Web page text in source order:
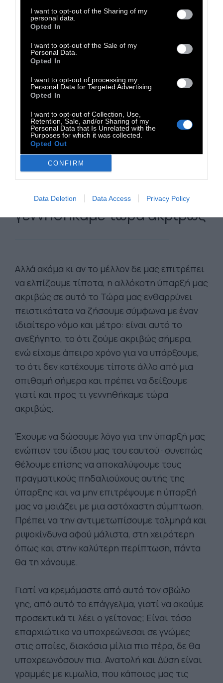
I want to opt-out of the Sharing of my
personal data.
Opted In
I want to opt-out of the Sale of my
Personal Data.
Opted In
I want to opt-out of processing my
Personal Data for Targeted Advertising.
Opted In
I want to opt-out of Collection, Use,
Retention, Sale, and/or Sharing of my
Personal Data that Is Unrelated with the
Purposes for which it was collected.
Opted Out
CONFIRM
Data Deletion Data Access Privacy Policy
εκείνης της εποχής. Γιατί, αν ήταν κάτι
τέτοιο, τότε θα συνεργάζονταν για να
σκοτώσουν την εποχή τους και μαζί με την
εποχή τους να βουλιάξουν – ενώ αυτοί,
ζωή για να εξακολουθήσουν, οι ίδιοι, να ζουν
σε αυτή τη ζωή.
Δεν κατέχουμε τίποτε άλλο
από μια σπιθαμή σήμερα
και πρέπει να δείξουμε
γιατί και προς τι
γεννηθήκαμε τώρα ακριβώς
Αλλά ακόμα κι αν το μέλλον δε μας επιτρέπει
να ελπίζουμε τίποτα, η αλλόκοτη ύπαρξή μας
ακριβώς σε αυτό το Τώρα μας ενθαρρύνει
πειστικότατα να ζήσουμε σύμφωνα με έναν
ιδιαίτερο νόμο και μέτρο: είναι αυτό το
ανεξήγητο, το ότι ζούμε ακριβώς σήμερα,
ενώ είχαμε άπειρο χρόνο για να υπάρξουμε,
το ότι δεν κατέχουμε τίποτε άλλο από μια
σπιθαμή σήμερα και πρέπει να δείξουμε
γιατί και προς τι γεννηθήκαμε τώρα
ακριβώς.
Έχουμε να δώσουμε λόγο για την ύπαρξή μας
ενώπιον του ίδιου μας του εαυτού · συνεπώς
θέλουμε επίσης να αποκαλύψουμε τους
πραγματικούς πηδαλιούχους αυτής της
ύπαρξης και να μην επιτρέψουμε η ύπαρξή
μας να μοιάζει με μια αστόχαστη σύμπτωση.
Πρέπει να την αντιμετωπίσουμε τολμηρά και
ριψοκίνδυνα αφού μάλιστα, στη χειρότερη
όπως και στην καλύτερη περίπτωση, πάντα
θα τη χάνουμε.
Γιατί να κρεμόμαστε από αυτό τον σβώλο
γης, από αυτό το επάγγελμα, γιατί να ακούμε
προσεκτικά τι λέει ο γείτονας; Είναι τόσο
επα­ρχιώτικο να υποχρεώνεσαι σε γνώμες
στις οποίες, διακόσια μίλια πιο πέρα, δε θα
υποχρεωνόσουν πια. Ανατολή και Δύση είναι
γραμμές με κιμωλία, που κάποιος μας τις